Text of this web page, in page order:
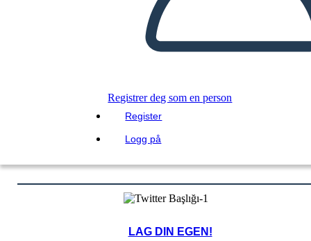
Registrer deg som en person
Register
Logg på
LAG DIN EGEN!